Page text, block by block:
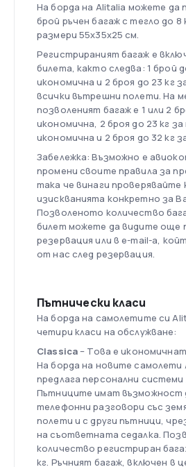
На борда на Alitalia можете да
брой ръчен багаж с тегло до 8
размери 55х35х25 см.
Регистрираният багаж е
билета, както следва: 1 брой
икономична и 2 броя до 23 кг
всички вътрешни полети. На
позволеният багаж е 1 или 2
икономична, 2 броя до 23 кг
икономична и 2 броя до 32 кг
Забележка: Възможно е
промени своите правила за
така че винаги проверявайте
изискванията конкретно за
Позволеното количество
билет можете да видите още
резервация или в e-mail-а,
от нас след резервация.
Пътнически класи
На борда на самолетите си
четири класи на обслужване:
Classica– Това е
На борда на новите самолети
предлага персонални системи
Пътниците имат възможност
телефонни разговори със
полети и с други пътници,
на съответната седалка.
количество регистриран
кг. Ръчният багаж, включен в